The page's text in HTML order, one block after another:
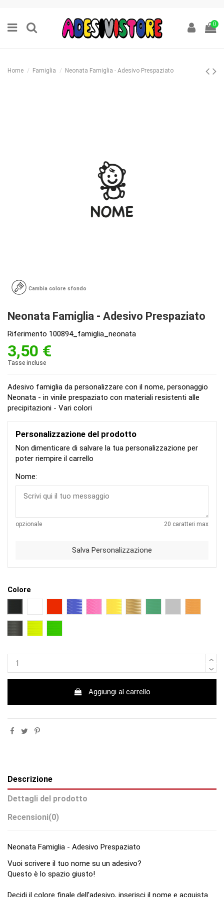
0
Home Famiglia Neonata Famiglia - Adesivo Prespaziato
Cambia colore sfondo
Neonata Famiglia - Adesivo Prespaziato
Riferimento 100894_famiglia_neonata
3,50 €
Tasse incluse
Adesivo famiglia da personalizzare con il nome, personaggio
Neonata - in vinile prespaziato con materiali resistenti alle
precipitazioni - Vari colori
Personalizzazione del prodotto
Non dimenticare di salvare la tua personalizzazione per
poter riempire il carrello
Nome:
opzionale 20 caratteri max
Salva Personalizzazione
Colore
ROSSOBLU GIALLOORO
Aggiungi al carrello
Descrizione
Dettagli del prodotto
Recensioni(0)
Neonata Famiglia - Adesivo Prespaziato
Vuoi scrivere il tuo nome su un adesivo?
Questo è lo spazio giusto!
Decidi il colore finale dell'adesivo, inserisci il nome e acquista